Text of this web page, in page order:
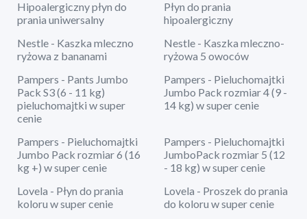
Hipoalergiczny płyn do
prania uniwersalny
Płyn do prania
hipoalergiczny
Nestle - Kaszka mleczno
ryżowa z bananami
Nestle - Kaszka mleczno-
ryżowa 5 owoców
Pampers - Pants Jumbo
Pack S3 (6 - 11 kg)
pieluchomajtki w super
cenie
Pampers - Pieluchomajtki
Jumbo Pack rozmiar 4 (9 -
14 kg) w super cenie
Pampers - Pieluchomajtki
Jumbo Pack rozmiar 6 (16
kg +) w super cenie
Pampers - Pieluchomajtki
JumboPack rozmiar 5 (12
- 18 kg) w super cenie
Lovela - Płyn do prania
koloru w super cenie
Lovela - Proszek do prania
do koloru w super cenie